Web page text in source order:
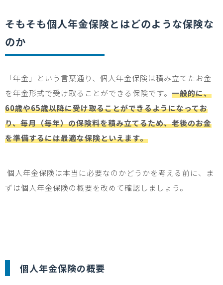
そもそも個人年金保険とはどのような保険な
のか
「年金」という言葉通り、個人年金保険は積み立てたお金
を年金形式で受け取ることができる保険です。 一般的に、
60歳や65歳以降に受け取ることができるようになってお
り、毎月（毎年）の保険料を積み立てるため、老後のお金
を準備するには最適な保険といえます。
個人年金保険は本当に必要なのかどうかを考える前に、ま
ずは個人年金保険の概要を改めて確認しましょう。
個人年金保険の概要